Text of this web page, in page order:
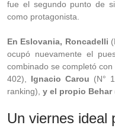
fue el segundo punto de
como protagonista.
En Eslovania, Roncadelli
ocupó nuevamente el
combinado se completó con
402), Ignacio Carou (N°
ranking), y el propio Behar
Un viernes ideal